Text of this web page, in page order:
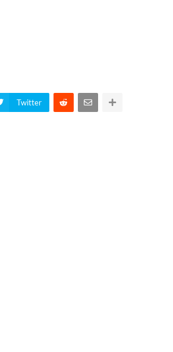
Twitter